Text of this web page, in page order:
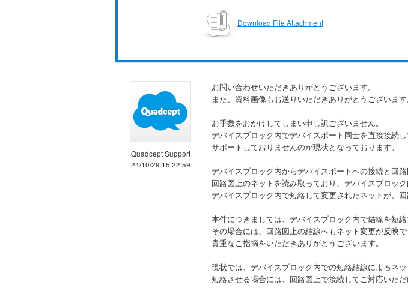
Download File Attachment
Quadcept Support
24/10/29 15:22:59
お問い合わせいただきありがとうございます。
また、資料画像もお送りいただきありがとうございます
お手数をおかけしてしまい申し訳ございません。
デバイスブロック内でデバイスポート同士を直接接続
サポートしておりませんのが現状となっております。
デバイスブロック内からデバイスポートへの接続と回
回路図上のネットを読み取っており、デバイスブロッ
デバイスブロック内で短絡して変更されたネットが、
本件につきましては、デバイスブロック内で結線を短
その場合には、回路図上の結線へもネット変更が反映
貴重なご指摘をいただきありがとうございます。
現状では、デバイスブロック内での短絡結線によるネ
短絡させる場合には、回路図上で接続してご対応いただ